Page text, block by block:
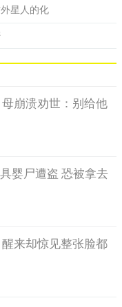
大的希腊神像。
无意中公布了这张特别
个色情雕塑，但并不
接受《镜报》在线采访
或面孔有所不同。
感觉，还是外星人启发
的偶像思维。”
星人的化
崩溃劝世：别给他
婴尸遭盗 恐被拿去
来却惊见整张脸都